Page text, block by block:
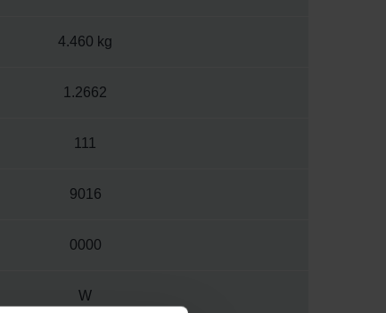
4.460 kg
1.2662
111
9016
0000
W